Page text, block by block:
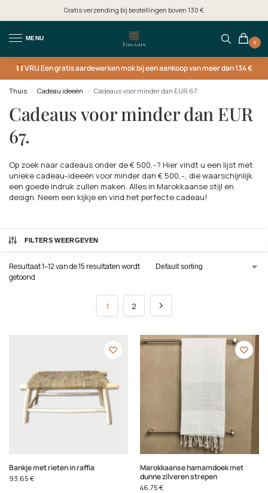
Gratis verzending bij bestellingen boven 130 €
MENU
0
VRIJEen gratis aardewerken mok bij een aankoop van meer dan 134 €
Thuis / Cadeau ideeën / Cadeaus voor minder dan EUR 67.
Cadeaus voor minder dan EUR
67.
Op zoek naar cadeaus onder de € 500,-? Hier vindt u een lijst met
unieke cadeau-ideeën voor minder dan € 500,-, die waarschijnlijk
een goede indruk zullen maken. Alles in Marokkaanse stijl en
design. Neem een kijkje en vind het perfecte cadeau!
FILTERS WEERGEVEN
Resultaat 1–12 van de 15 resultaten wordt
getoond
1 2
Bankje met rieten in raffia
93,65 €
Marokkaanse hamamdoek met
dunne zilveren strepen
46,75 €